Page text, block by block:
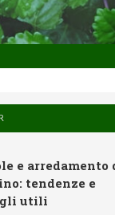
e arredamento
tendenze e
utili